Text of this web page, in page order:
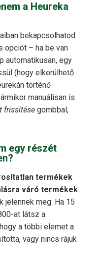
a Heureka
bekapcsolhatod
opciót – ha be van
automatikusan, egy
(hogy elkerülhető
történő
manuálisan is
frissítése gombbal,
egy részét
termékek
váró termékek
jelennek meg. Ha 15
at látsz a
a többi elemet a
vagy nincs rájuk